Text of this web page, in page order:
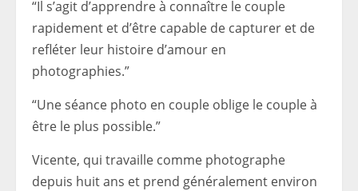
“Il s’agit d’apprendre à connaître le couple
rapidement et d’être capable de capturer et de
refléter leur histoire d’amour en
photographies.”
“Une séance photo en couple oblige le couple à
être le plus possible.”
Vicente, qui travaille comme photographe
depuis huit ans et prend généralement environ